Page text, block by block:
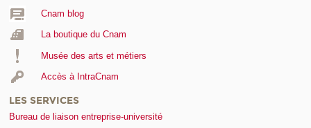
Cnam blog
La boutique du Cnam
Musée des arts et métiers
Accès à IntraCnam
LES SERVICES
Bureau de liaison entreprise-université